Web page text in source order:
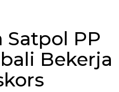
Satpol PP
Bekerja